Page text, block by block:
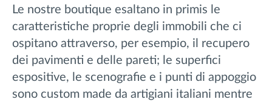
Le nostre boutique esaltano in primis le
caratteristiche proprie degli immobili che ci
ospitano attraverso, per esempio, il recupero
dei pavimenti e delle pareti; le superfici
espositive, le scenografie e i punti di appoggio
sono custom made da artigiani italiani mentre